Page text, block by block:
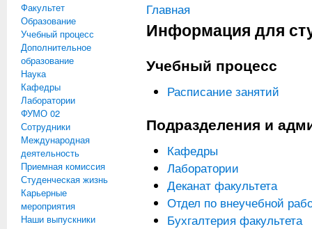
Факультет
Образование
Учебный процесс
Дополнительное
образование
Наука
Кафедры
Лаборатории
ФУМО 02
Сотрудники
Международная
деятельность
Приемная комиссия
Студенческая жизнь
Карьерные
мероприятия
Наши выпускники
Вы здесь
Главная
Информация для
Учебный процесс
Расписание занятий
Подразделения и
Кафедры
Лаборатории
Деканат факультета
Отдел по внеучебной
Бухгалтерия факультета